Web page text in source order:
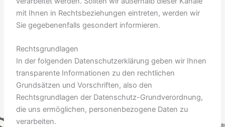
mit Ihnen in Rechtsbeziehungen eintreten, werden wir
Sie gegebenenfalls gesondert informieren.
Rechtsgrundlagen
In der folgenden Datenschutzerklärung geben wir Ihnen
transparente Informationen zu den rechtlichen
Grundsätzen und Vorschriften, also den
Rechtsgrundlagen der Datenschutz-Grundverordnung,
die uns ermöglichen, personenbezogene Daten zu
verarbeiten.